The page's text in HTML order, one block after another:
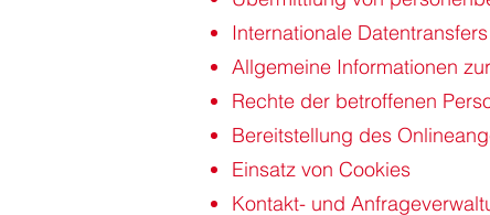
Internationale Datentransfers
Allgemeine Informationen
Rechte der betroffenen
Bereitstellung des
Einsatz von Cookies
Kontakt- und